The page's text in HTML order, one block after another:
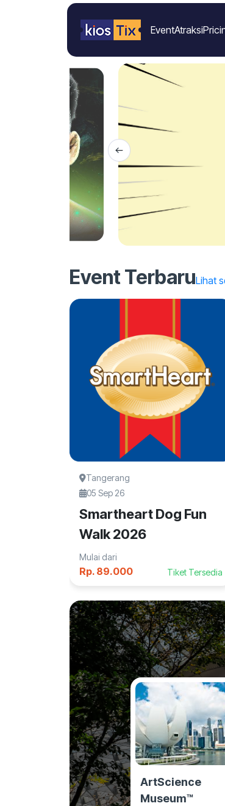
EventAtraksi
Event TerbaruLihat
Tangerang
05 Sep 26
Smartheart Dog Fun
Walk 2026
Mulai dari
Rp. 89.000 Tiket Tersedia
ArtScience
Museum™